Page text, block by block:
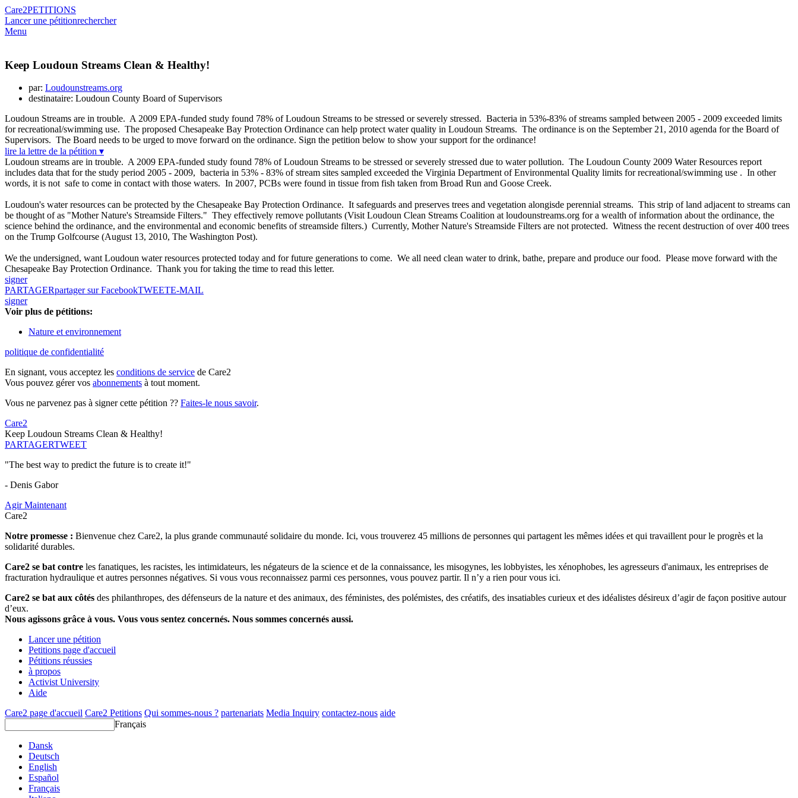
Care2PETITIONS
Lancer une pétitionrechercher
Menu
Keep Loudoun Streams Clean & Healthy!
par: Loudounstreams.org
destinataire: Loudoun County Board of Supervisors
Loudoun Streams are in trouble. A 2009 EPA-funded study found 78% of Loudoun Streams to be stressed or severely stressed. Bacteria in 53%-83% of streams sampled between 2005 - 2009 exceeded limits
for recreational/swimming use. The proposed Chesapeake Bay Protection Ordinance can help protect water quality in Loudoun Streams. The ordinance is on the September 21, 2010 agenda for the Board of
Supervisors. The Board needs to be urged to move forward on the ordinance. Sign the petition below to show your support for the ordinance!
lire la lettre de la pétition ▾
Loudoun streams are in trouble. A 2009 EPA-funded study found 78% of Loudoun Streams to be stressed or severely stressed due to water pollution. The Loudoun County 2009 Water Resources report
includes data that for the study period 2005 - 2009, bacteria in 53% - 83% of stream sites sampled exceeded the Virginia Department of Environmental Quality limits for recreational/swimming use . In other
words, it is not safe to come in contact with those waters. In 2007, PCBs were found in tissue from fish taken from Broad Run and Goose Creek.
Loudoun's water resources can be protected by the Chesapeake Bay Protection Ordinance. It safeguards and preserves trees and vegetation alongisde perennial streams. This strip of land adjacent to streams can
be thought of as "Mother Nature's Streamside Filters." They effectively remove pollutants (Visit Loudoun Clean Streams Coalition at loudounstreams.org for a wealth of information about the ordinance, the
science behind the ordinance, and the environmental and economic benefits of streamside filters.) Currently, Mother Nature's Streamside Filters are not protected. Witness the recent destruction of over 400 trees
on the Trump Golfcourse (August 13, 2010, The Washington Post).
We the undersigned, want Loudoun water resources protected today and for future generations to come. We all need clean water to drink, bathe, prepare and produce our food. Please move forward with the
Chesapeake Bay Protection Ordinance. Thank you for taking the time to read this letter.
signer
PARTAGERpartager sur FacebookTWEETE-MAIL
signer
Voir plus de pétitions:
Nature et environnement
politique de confidentialité
En signant, vous acceptez les conditions de service de Care2
Vous pouvez gérer vos abonnements à tout moment.
Vous ne parvenez pas à signer cette pétition ?? Faites-le nous savoir.
Care2
Keep Loudoun Streams Clean & Healthy!
PARTAGERTWEET
"The best way to predict the future is to create it!"
- Denis Gabor
Agir Maintenant
Care2
Notre promesse : Bienvenue chez Care2, la plus grande communauté solidaire du monde. Ici, vous trouverez 45 millions de personnes qui partagent les mêmes idées et qui travaillent pour le progrès et la
solidarité durables.
Care2 se bat contre les fanatiques, les racistes, les intimidateurs, les négateurs de la science et de la connaissance, les misogynes, les lobbyistes, les xénophobes, les agresseurs d'animaux, les entreprises de
fracturation hydraulique et autres personnes négatives. Si vous vous reconnaissez parmi ces personnes, vous pouvez partir. Il n’y a rien pour vous ici.
Care2 se bat aux côtés des philanthropes, des défenseurs de la nature et des animaux, des féministes, des polémistes, des créatifs, des insatiables curieux et des idéalistes désireux d’agir de façon positive autour
d’eux.
Nous agissons grâce à vous. Vous vous sentez concernés. Nous sommes concernés aussi.
Lancer une pétition
Petitions page d'accueil
Pétitions réussies
à propos
Activist University
Aide
Care2 page d'accueil Care2 Petitions Qui sommes-nous ? partenariats Media Inquiry contactez-nous aide
Français
Dansk
Deutsch
English
Español
Français